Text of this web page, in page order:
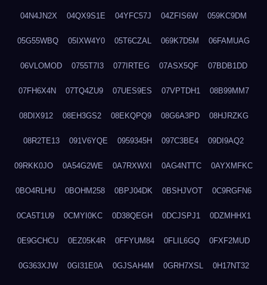
04N4JN2X 04QX9S1E 04YFC57J 04ZFIS6W 059KC9DM
05G55WBQ 05IXW4Y0 05T6CZAL 069K7D5M 06FAMUAG
06VLOMOD 0755T7I3 077IRTEG 07ASX5QF 07BDB1DD
07FH6X4N 07TQ4ZU9 07UES9ES 07VPTDH1 08B99MM7
08DIX912 08EH3GS2 08EKQPQ9 08G6A3PD 08HJRZKG
08R2TE13 091V6YQE 0959345H 097C3BE4 09DI9AQ2
09RKK0JO 0A54G2WE 0A7RXWXI 0AG4NTTC 0AYXMFKC
0BO4RLHU 0BOHM258 0BPJ04DK 0BSHJVOT 0C9RGFN6
0CA5T1U9 0CMYI0KC 0D38QEGH 0DCJSPJ1 0DZMHHX1
0E9GCHCU 0EZ05K4R 0FFYUM84 0FLIL6GQ 0FXF2MUD
0G363XJW 0GI31E0A 0GJSAH4M 0GRH7XSL 0H17NT32